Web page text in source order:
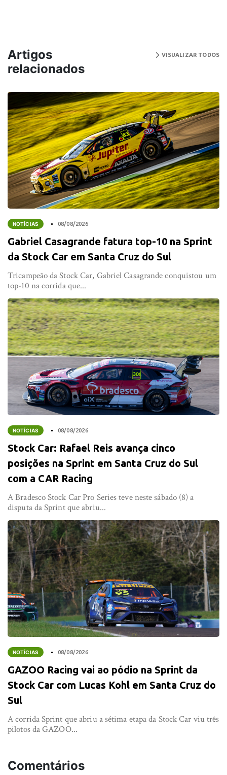
Artigos
relacionados
VISUALIZAR TODOS
NOTÍCIAS 08/08/2026
Gabriel Casagrande fatura top-10 na Sprint
da Stock Car em Santa Cruz do Sul
Tricampeão da Stock Car, Gabriel Casagrande conquistou um
top-10 na corrida que...
NOTÍCIAS 08/08/2026
Stock Car: Rafael Reis avança cinco
posições na Sprint em Santa Cruz do Sul
com a CAR Racing
A Bradesco Stock Car Pro Series teve neste sábado (8) a
disputa da Sprint que abriu...
NOTÍCIAS 08/08/2026
GAZOO Racing vai ao pódio na Sprint da
Stock Car com Lucas Kohl em Santa Cruz do
Sul
A corrida Sprint que abriu a sétima etapa da Stock Car viu três
pilotos da GAZOO...
Comentários